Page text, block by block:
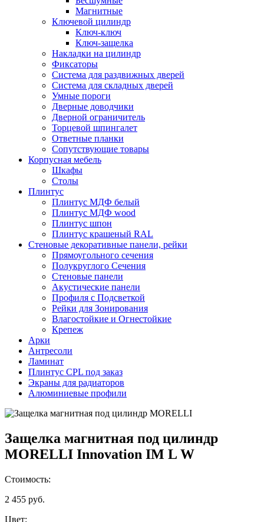
Магнитные
Ключевой цилиндр
Ключ-ключ
Ключ-защелка
Накладки на цилиндр
Фиксаторы
Система для раздвижных дверей
Система для складных дверей
Умные пороги
Дверные доводчики
Дверной ограничитель
Торцевой шпингалет
Ответные планки
Сопутствующие товары
Корпусная мебель
Шкафы
Столы
Плинтус
Плинтус МДФ белый
Плинтус МДФ wood
Плинтус шпон
Плинтус крашеный RAL
Стеновые декоративные панели, рейки
Прямоугольного сечения
Полукруглого Сечения
Стеновые панели
Акустические панели
Профиля с Подсветкой
Рейки для Зонирования
Влагостойкие и Огнестойкие
Крепеж
Арки
Антресоли
Ламинат
Плинтус CPL под заказ
Экраны для радиаторов
Алюминиевые профили
Защелка магнитная под цилиндр
MORELLI Innovation IM L W
Стоимость:
2 455 руб.
Цвет: